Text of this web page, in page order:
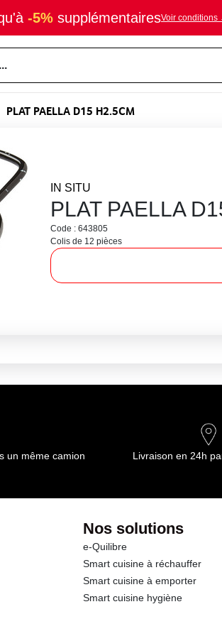
-5% supplémentairesVoir conditions
PLAT PAELLA D15 H2.5CM
IN SITU
PLAT PAELLA
Code : 643805
Colis de 12 pièces
un même camion Livraison en 24h
Nos solutions
e-Quilibre
Smart cuisine à réchauffer
Smart cuisine à emporter
Smart cuisine hygiène